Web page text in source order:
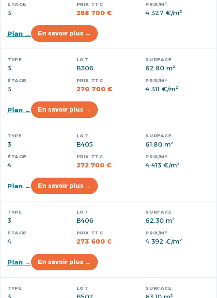
3 268 700 € 4 327 €/m²
Plan → En savoir plus →
3 B306 62.80 m²
3 270 700 € 4 311 €/m²
Plan → En savoir plus →
3 B405 61.80 m²
4 272 700 € 4 413 €/m²
Plan → En savoir plus →
3 B406 62.30 m²
4 273 600 € 4 392 €/m²
Plan → En savoir plus →